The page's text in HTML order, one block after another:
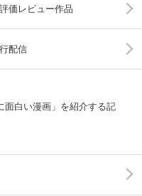
価レビュー作品
配信
面白い漫画」を紹介する記